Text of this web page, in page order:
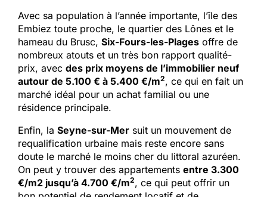
Avec sa population à l’année importante, l’île des
Embiez toute proche, le quartier des Lônes et le
hameau du Brusc, Six-Fours-les-Plages offre de
nombreux atouts et un très bon rapport qualité-
prix, avec des prix moyens de l’immobilier neuf
autour de 5.100 € à 5.400 €/m2, ce qui en fait un
marché idéal pour un achat familial ou une
résidence principale.
Enfin, la Seyne-sur-Mer suit un mouvement de
requalification urbaine mais reste encore sans
doute le marché le moins cher du littoral azuréen.
On peut y trouver des appartements entre 3.300
€/m2 jusqu’à 4.700 €/m2, ce qui peut offrir un